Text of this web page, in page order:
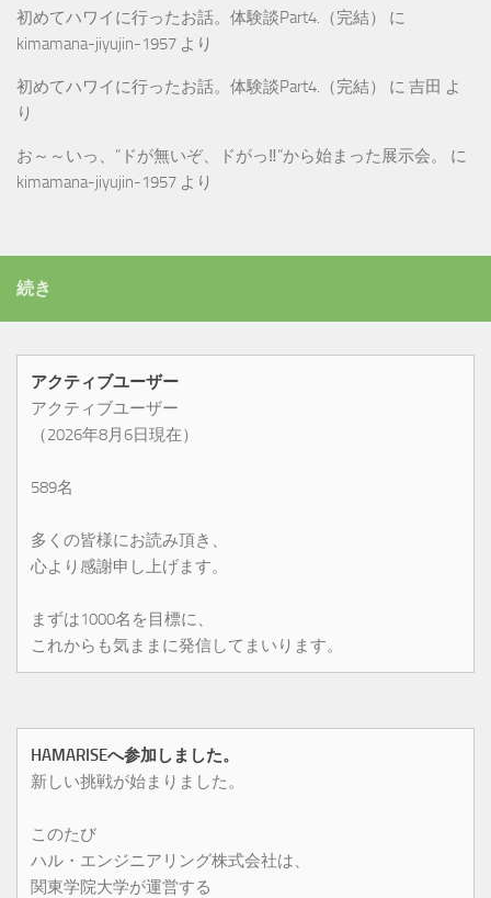
初めてハワイに行ったお話。体験談Part4.（完結）
に
kimamana-jiyujin-1957 より
初めてハワイに行ったお話。体験談Part4.（完結） に 吉田 よ
り
お～～いっ、”ドが無いぞ、ドがっ‼”から始まった展示会。
に
kimamana-jiyujin-1957 より
続き
アクティブユーザー
アクティブユーザー
（2026年8月6日現在）
589名
多くの皆様にお読み頂き、
心より感謝申し上げます。
まずは1000名を目標に、
これからも気ままに発信してまいります。
HAMARISEへ参加しました。
新しい挑戦が始まりました。
このたび
ハル・エンジニアリング株式会社は、
関東学院大学が運営する